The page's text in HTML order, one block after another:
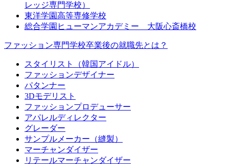
レッジ専門学校）
東洋学園高等専修学校
総合学園ヒューマンアカデミー 大阪心斎橋校
ファッション専門学校卒業後の就職先とは？
スタイリスト（韓国アイドル）
ファッションデザイナー
パタンナー
3Dモデリスト
ファッションプロデューサー
アパレルディレクター
グレーダー
サンプルメーカー（縫製）
マーチャンダイザー
リテールマーチャンダイザー